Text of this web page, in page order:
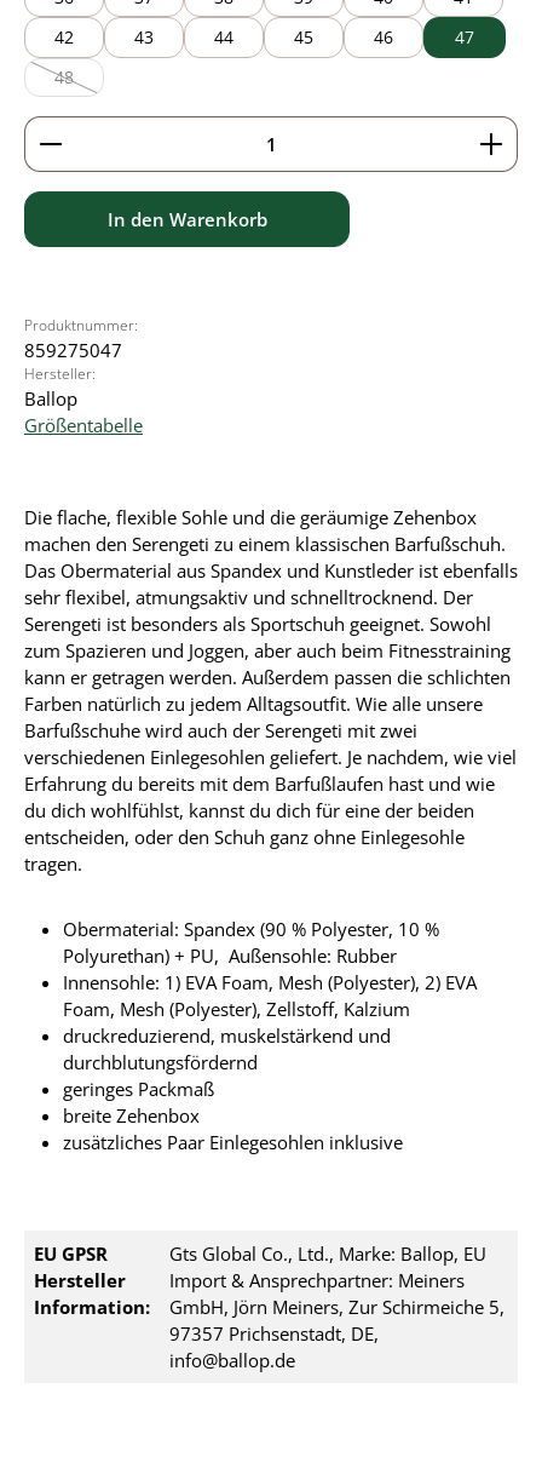
42
43 44 45 46
47
48
(Diese Option ist zurzeit nicht verfügbar.)
Produkt Anzahl: Gib den gewünschten Wert ein
In den Warenkorb
Produktnummer:
859275047
Hersteller:
Ballop
Größentabelle
Die flache, flexible Sohle und die geräumige Zehenbox
machen den Serengeti zu einem klassischen Barfußschuh.
Das Obermaterial aus Spandex und Kunstleder ist ebenfalls
sehr flexibel, atmungsaktiv und schnelltrocknend. Der
Serengeti ist besonders als Sportschuh geeignet. Sowohl
zum Spazieren und Joggen, aber auch beim Fitnesstraining
kann er getragen werden. Außerdem passen die schlichten
Farben natürlich zu jedem Alltagsoutfit. Wie alle unsere
Barfußschuhe wird auch der Serengeti mit zwei
verschiedenen Einlegesohlen geliefert. Je nachdem, wie viel
Erfahrung du bereits mit dem Barfußlaufen hast und wie
du dich wohlfühlst, kannst du dich für eine der beiden
entscheiden, oder den Schuh ganz ohne Einlegesohle
tragen.
Obermaterial: Spandex (90 % Polyester, 10 %
Polyurethan) + PU, Außensohle: Rubber
Innensohle: 1) EVA Foam, Mesh (Polyester), 2) EVA
Foam, Mesh (Polyester), Zellstoff, Kalzium
druckreduzierend, muskelstärkend und
durchblutungsfördernd
geringes Packmaß
breite Zehenbox
zusätzliches Paar Einlegesohlen inklusive
EU GPSR
Hersteller
Information:
Gts Global Co., Ltd., Marke: Ballop, EU
Import & Ansprechpartner: Meiners
GmbH, Jörn Meiners, Zur Schirmeiche 5,
97357 Prichsenstadt, DE,
info@ballop.de